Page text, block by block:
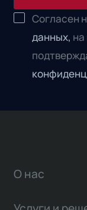
Согласен
данных,
О нас